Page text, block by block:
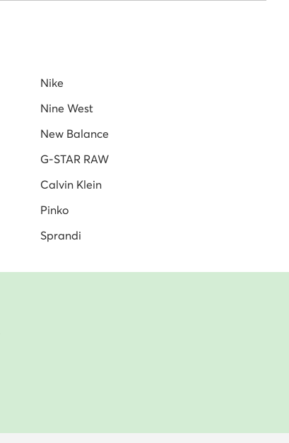
Nike
Nine West
New Balance
G-STAR RAW
Calvin Klein
Pinko
Sprandi